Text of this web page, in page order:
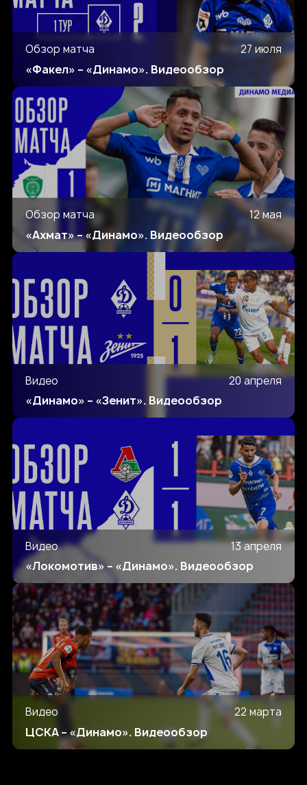
Обзор матча 27 июля
«Факел» – «Динамо». Видеообзор
Обзор матча 12 мая
«Ахмат» – «Динамо». Видеообзор
Видео 20 апреля
«Динамо» – «Зенит». Видеообзор
Видео 13 апреля
«Локомотив» – «Динамо». Видеообзор
Видео 22 марта
ЦСКА – «Динамо». Видеообзор